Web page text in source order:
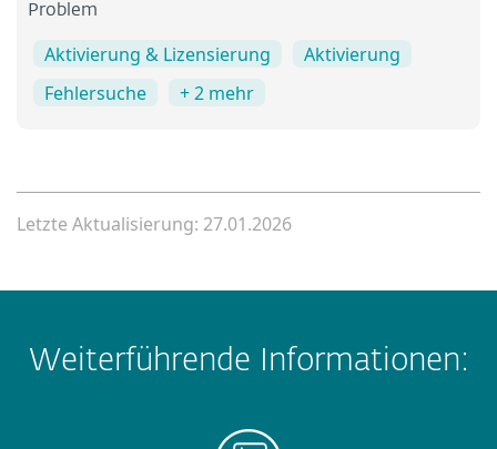
Problem
Aktivierung & Lizensierung
Aktivierung
Fehlersuche
+ 2 mehr
Letzte Aktualisierung: 27.01.2026
Weiterführende Informationen: